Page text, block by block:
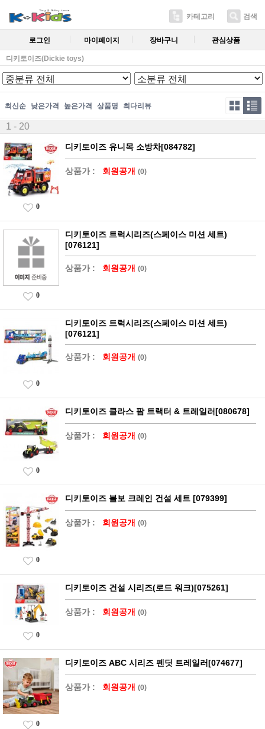
카테고리 검색
로그인 마이페이지 장바구니 관심상품
디키토이즈(Dickie toys)
최신순 낮은가격 높은가격 상품명 최다리뷰
1 - 20
디키토이즈 유니목 소방차[084782]
상품가 : 회원공개 (0)
0
디키토이즈 트럭시리즈(스페이스 미션 세트)
[076121]
상품가 : 회원공개 (0)
0
디키토이즈 트럭시리즈(스페이스 미션 세트)
[076121]
상품가 : 회원공개 (0)
0
디키토이즈 클라스 팜 트랙터 & 트레일러[080678]
상품가 : 회원공개 (0)
0
디키토이즈 볼보 크레인 건설 세트 [079399]
상품가 : 회원공개 (0)
0
디키토이즈 건설 시리즈(로드 워크)[075261]
상품가 : 회원공개 (0)
0
디키토이즈 ABC 시리즈 펜딧 트레일러[074677]
상품가 : 회원공개 (0)
0